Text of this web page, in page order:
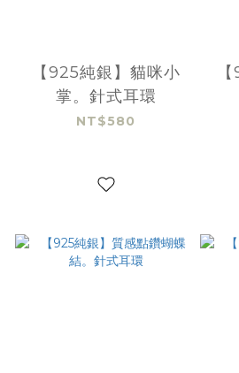
【925純銀】貓咪小
掌。針式耳環
NT$580